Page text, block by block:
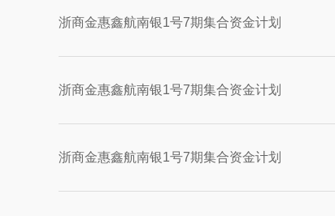
浙商金惠鑫航南银1号7期集合资金计划
浙商金惠鑫航南银1号7期集合资金计划
浙商金惠鑫航南银1号7期集合资金计划